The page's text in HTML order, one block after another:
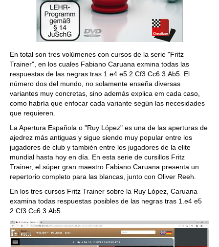
En total son tres volúmenes con cursos de la serie "Fritz
Trainer", en los cuales Fabiano Caruana exmina todas las
respuestas de las negras tras 1.e4 e5 2.Cf3 Cc6 3.Ab5. El
número dos del mundo, no solamente enseña diversas
variantes muy concretas, sino además explica em cada caso,
como habría que enfocar cada variante según las necesidades
que requieren.
La Apertura Española o "Ruy López" es una de las aperturas de
ajedrez más antiguas y sigue siendo muy popular entre los
jugadores de club y también entre los jugadores de la elite
mundial hasta hoy en día. En esta serie de cursillos Fritz
Trainer, el súper gran maestro Fabiano Caruana presenta un
repertorio completo para las blancas, junto con Oliver Reeh.
En los tres cursos Fritz Trainer sobre la Ruy López, Caruana
examina todas respuestas posibles de las negras tras 1.e4 e5
2.Cf3 Cc6 3.Ab5.